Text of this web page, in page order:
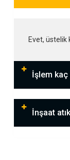
Evet, üstelik
İşlem
İnşaat